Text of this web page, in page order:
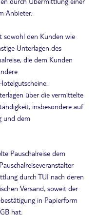
Anbieter.
sowohl den Kunden wie
Unterlagen des
die dem Kunden
über die vermittelte
insbesondere auf
und dem
Pauschalreise dem
durch TUI nach deren
Versand, soweit der
in Papierform
hat.